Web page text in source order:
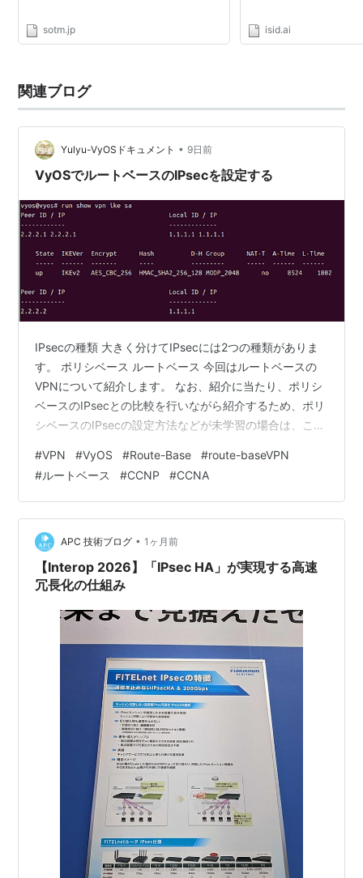
sotm.jp isid.ai
関連ブログ
Yulyu-VyOSドキュメント • 9日前
VyOSでルートベースのIPsecを設定する
IPsecの種類 大きく分けてIPsecには2つの種類がありま
す。 ポリシベース ルートベース 今回はルートベースの
VPNについて紹介します。 なお、紹介に当たり、ポリシ
ベースのIPsecとの比較を行いながら紹介するため、ポリ
シベースのIPsecの設定方法などが未学習の場合は、こち
ようお願いいたします。 VyOSでポリシベースのIPsecを
設定する ルートベースのIPsec ポリシベースのIPsecでは
次の手順で設定を行いました。 IKEグループを作成する
ESPグループを作成する ピア定義の作成を行う トンネル
定義の作成を行う VPNインタフ…
#VPN #VyOS #Route-Base #route-baseVPN
#ルートベース #CCNP #CCNA
APC 技術ブログ • 1ヶ月前
【Interop 2026】「IPsec HA」が実現する高速
冗長化の仕組み